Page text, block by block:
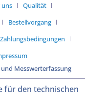
uns
Qualität
Bestellvorgang
Messwerterfassung
für den technischen